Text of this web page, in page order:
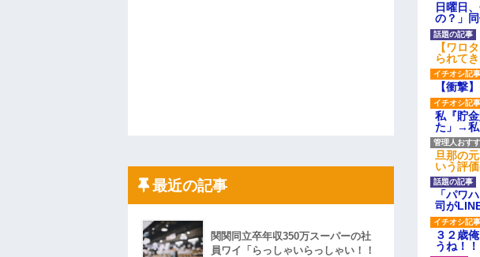
日曜日
の？」
【ワロ
られて
【衝撃
私『貯
た」→私
旦那の
いう評
「パワ
司が
３２歳
うね！
最近の記事
関関同立卒年収350万スーパーの社
員ワイ「らっしゃいらっしゃい！！